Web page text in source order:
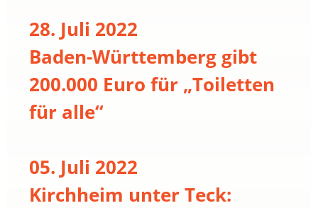
28. Juli 2022
Baden-Württemberg gibt
200.000 Euro für „Toiletten
für alle“
05. Juli 2022
Kirchheim unter Teck: